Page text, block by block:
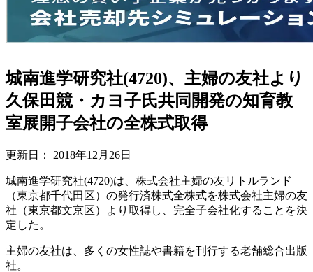
城南進学研究社(4720)、主婦の友社より
久保田競・カヨ子氏共同開発の知育教
室展開子会社の全株式取得
更新日： 2018年12月26日
城南進学研究社(4720)は、株式会社主婦の友リトルランド
（東京都千代田区）の発行済株式全株式を株式会社主婦の友
社（東京都文京区）より取得し、完全子会社化することを決
定した。
主婦の友社は、多くの女性誌や書籍を刊行する老舗総合出版
社。